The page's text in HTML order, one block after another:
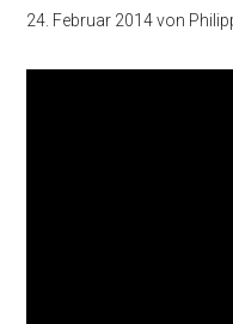
24. Februar 2014von